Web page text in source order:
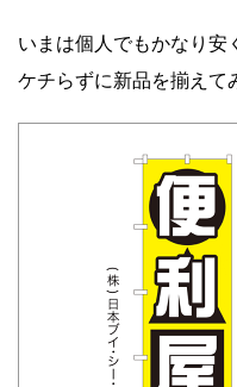
いまは個人でもかなり安
ケチらずに新品を揃えて